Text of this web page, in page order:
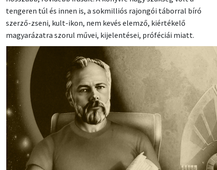
tengeren túl és innen is, a sokmilliós rajongói táborral bíró
szerző-zseni, kult-ikon, nem kevés elemző, kiértékelő
magyarázatra szorul művei, kijelentései, próféciái miatt.